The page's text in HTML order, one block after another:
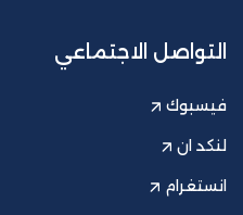
التواصل الاجتماعي
فيسبوك
لنكد ان
انستغرام